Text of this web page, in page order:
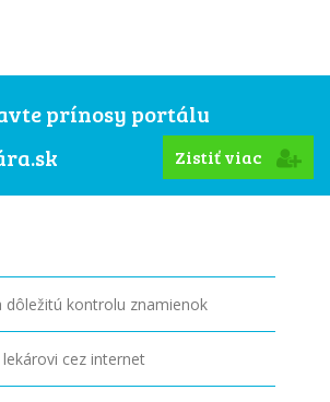
prínosy portálu
Zistiť viac
dôležitú kontrolu znamienok
cez internet